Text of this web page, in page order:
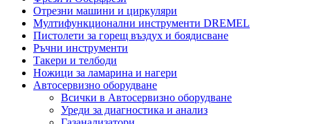
Отрезни машини и циркуляри
Мултифункционални инструменти DREMEL
Пистолети за горещ въздух и боядисване
Ръчни инструменти
Такери и телбоди
Ножици за ламарина и нагери
Автосервизно оборудване
Всички в Автосервизно оборудване
Уреди за диагностика и анализ